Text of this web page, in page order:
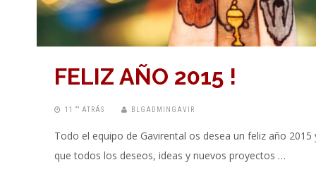
FELIZ AÑO 2015 !
11 “” ATRÁS BLGADMINGAVIR
Todo el equipo de Gavirental os desea un feliz año 2015
que todos los deseos, ideas y nuevos proyectos …